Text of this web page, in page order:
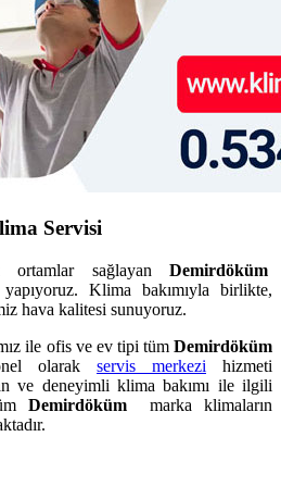
Servisi
ortamlar sağlayan Demirdöküm
yapıyoruz. Klima bakımıyla birlikte,
hava kalitesi sunuyoruz.
ile ofis ve ev tipi tümDemirdöküm
olarak servis merkezi hizmeti
ve deneyimli klima bakımı ile ilgili
Demirdökümmarka klimaların